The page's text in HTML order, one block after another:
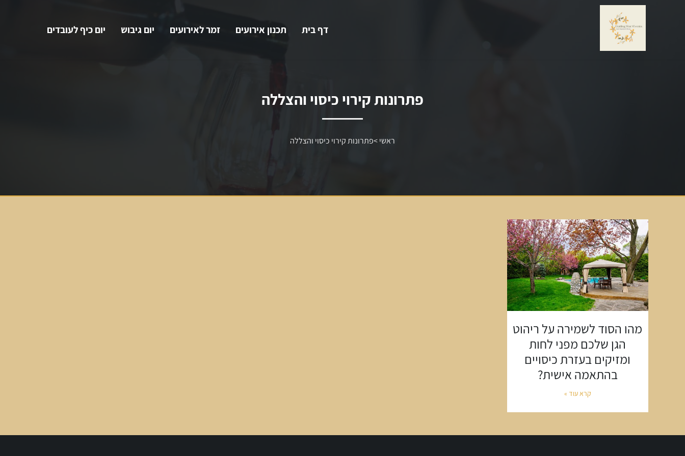
דף בית תכנון אירועים זמר לאירועים יום גיבוש יום כיף לעובדים
פתרונות קירוי כיסוי והצללה
ראשי>פתרונות קירוי כיסוי והצללה
מהו הסוד לשמירה על ריהוט
הגן שלכם מפני לחות
ומזיקים בעזרת כיסויים
בהתאמה אישית?
קרא עוד »